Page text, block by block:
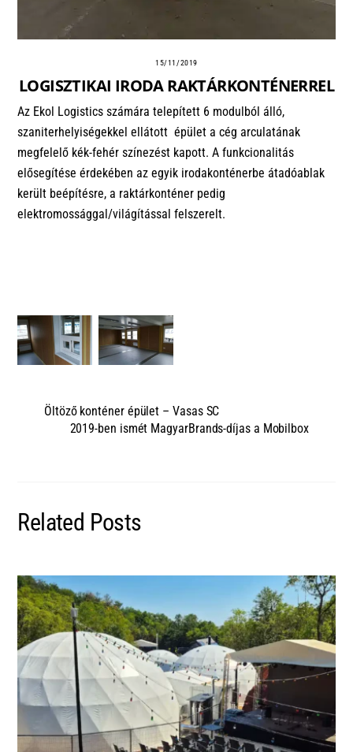
15/11/2019
LOGISZTIKAI IRODA RAKTÁRKONTÉNERREL
Az Ekol Logistics számára telepített 6 modulból álló,
szaniterhelyiségekkel ellátott épület a cég arculatának
megfelelő kék-fehér színezést kapott. A funkcionalitás
elősegítése érdekében az egyik irodakonténerbe átadóablak
került beépítésre, a raktárkonténer pedig
elektromossággal/világítással felszerelt.
Öltöző konténer épület – Vasas SC
2019-ben ismét MagyarBrands-díjas a Mobilbox
Related Posts